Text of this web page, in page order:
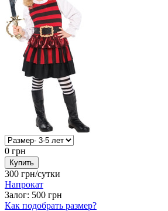
0 грн
300 грн/сутки
Напрокат
Залог: 500 грн
Как подобрать размер?